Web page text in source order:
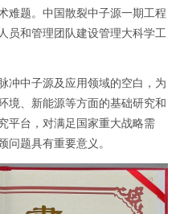
难题。中国散裂中子源一期工程
员和管理团队建设管理大科学工
冲中子源及应用领域的空白，为
境、新能源等方面的基础研究和
平台，对满足国家重大战略需
问题具有重要意义。